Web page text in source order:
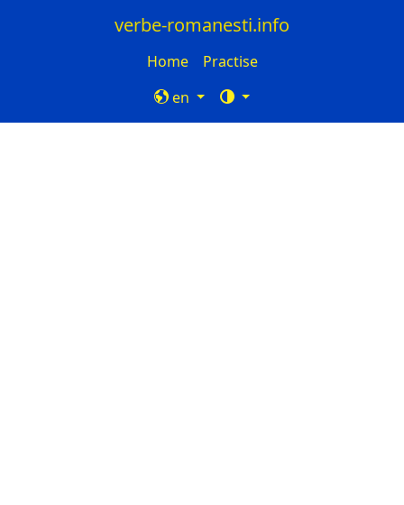
verbe-romanesti.info
Home
Practise
en